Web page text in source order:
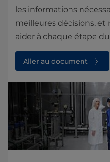
les informations
meilleures décisions, et
aider à chaque étape
Aller au document